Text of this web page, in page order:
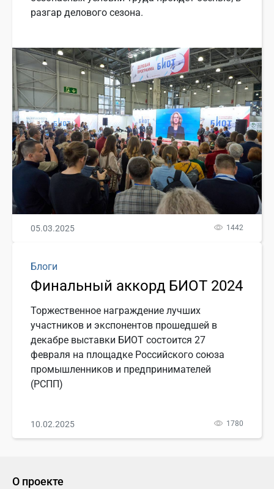
разгар делового сезона.
05.03.2025 1442
Блоги
Финальный аккорд БИОТ 2024
Торжественное награждение лучших
участников и экспонентов прошедшей в
декабре выставки БИОТ состоится 27
февраля на площадке Российского союза
промышленников и предпринимателей
(РСПП)
10.02.2025 1780
О проекте